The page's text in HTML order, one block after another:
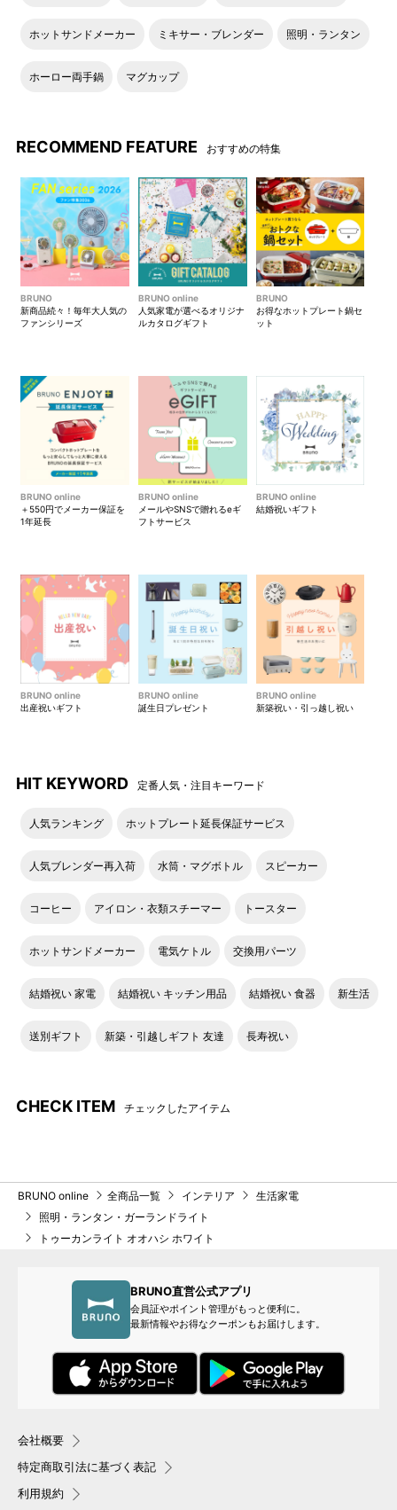
ホットサンドメーカー ミキサー・ブレンダー 照明・ランタン
ホーロー両手鍋 マグカップ
RECOMMEND FEATURE おすすめの特集
BRUNO
新商品続々！毎年大人気の
ファンシリーズ
BRUNO online
人気家電が選べるオリジナ
ルカタログギフト
BRUNO
お得なホットプレート鍋セ
ット
BRUNO online
＋550円でメーカー保証を
1年延長
BRUNO online
メールやSNSで贈れるeギ
フトサービス
BRUNO online
結婚祝いギフト
BRUNO online
出産祝いギフト
BRUNO online
誕生日プレゼント
BRUNO online
新築祝い・引っ越し祝い
HIT KEYWORD 定番人気・注目キーワード
人気ランキング ホットプレート延長保証サービス
人気ブレンダー再入荷 水筒・マグボトル スピーカー
コーヒー アイロン・衣類スチーマー トースター
ホットサンドメーカー 電気ケトル 交換用パーツ
結婚祝い 家電 結婚祝い キッチン用品 結婚祝い 食器 新生活
送別ギフト 新築・引越しギフト 友達 長寿祝い
CHECK ITEM チェックしたアイテム
BRUNO online 全商品一覧 インテリア
生活家電
照明・ランタン・ガーランドライト
トゥーカンライト オオハシ ホワイト
BRUNO直営公式アプリ
会員証やポイント管理がもっと便利に。
最新情報やお得なクーポンもお届けします。
会社概要
特定商取引法に基づく表記
利用規約